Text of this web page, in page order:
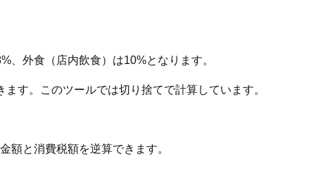
、外食（店内飲食）は10%となります。
す。このツールでは切り捨てで計算しています。
額と消費税額を逆算できます。